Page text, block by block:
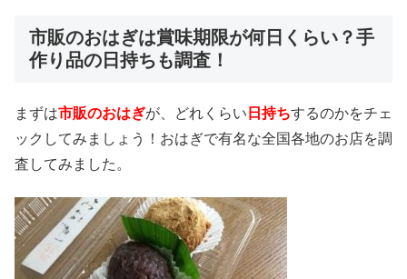
市販のおはぎは賞味期限が何日くらい？手
作り品の日持ちも調査！
まずは市販のおはぎが、どれくらい 日持ちするのかをチェ
ックしてみましょう！おはぎで有名な全国各地のお店を調
査してみました。